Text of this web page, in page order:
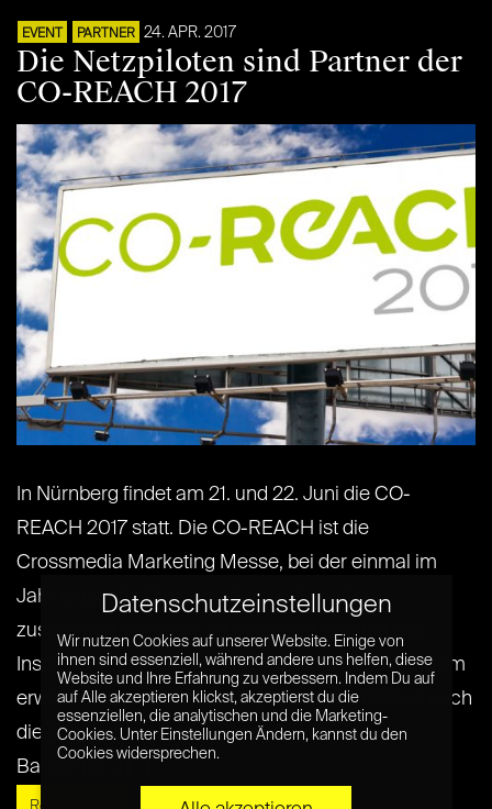
EVENT PARTNER 24. APR. 2017
Die Netzpiloten sind Partner der
CO-REACH 2017
In Nürnberg findet am 21. und 22. Juni die CO-
REACH 2017 statt. Die CO-REACH ist die
Crossmedia Marketing Messe, bei der einmal im
Jahr tausende Dialogmarketing-Experten
zusammen kommen. Ihr bekommt Insights und
Inspiration für Multichannel-Kampagnen, außerdem
erwartet euch neben Vorträgen und Workshops auch
die Mitmachkonferenz „Open Summit“ – ein
Barcamp[...] [...]
Datenschutzeinstellungen
Wir nutzen Cookies auf unserer Website. Einige von
ihnen sind essenziell, während andere uns helfen, diese
Website und Ihre Erfahrung zu verbessern. Indem Du auf
auf Alle akzeptieren klickst, akzeptierst du die
essenziellen, die analytischen und die Marketing-
Cookies. Unter Einstellungen Ändern, kannst du den
Cookies widersprechen.